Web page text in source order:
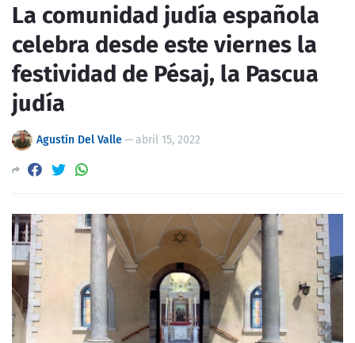
La comunidad judía española
celebra desde este viernes la
festividad de Pésaj, la Pascua
judía
Agustín Del Valle—abril 15, 2022